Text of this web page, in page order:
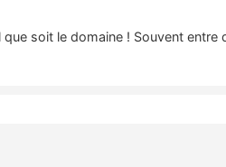
soit le domaine ! Souvent entre